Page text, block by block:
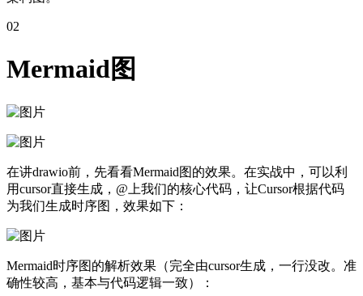
02
Mermaid图
在讲drawio前，先看看Mermaid图的效果。在实战中，可以利
用cursor直接生成，@上我们的核心代码，让Cursor根据代码
为我们生成时序图，效果如下：
Mermaid时序图的解析效果（完全由cursor生成，一行没改。准
确性较高，基本与代码逻辑一致）：